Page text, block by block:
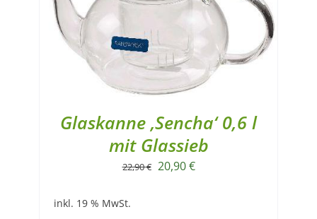
Glaskanne ‚Sencha‘ 0,6 l
mit Glassieb
22,90€ Ursprünglicher
20,90€Aktueller
inkl. 19 % MwSt.